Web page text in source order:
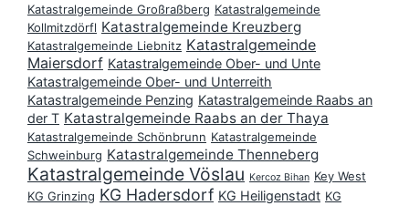
Katastralgemeinde Großraßberg Katastralgemeinde
Kollmitzdörfl Katastralgemeinde Kreuzberg
Katastralgemeinde Liebnitz Katastralgemeinde
Maiersdorf Katastralgemeinde Ober- und Unte
Katastralgemeinde Ober- und Unterreith
Katastralgemeinde Penzing Katastralgemeinde Raabs an
der T Katastralgemeinde Raabs an der Thaya
Katastralgemeinde Schönbrunn Katastralgemeinde
Schweinburg Katastralgemeinde Thenneberg
Katastralgemeinde Vöslau Kercoz Bihan Key West
KG Grinzing KG Hadersdorf KG Heiligenstadt KG